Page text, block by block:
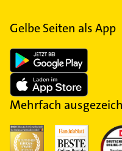
Gelbe Seiten als App
Mehrfach